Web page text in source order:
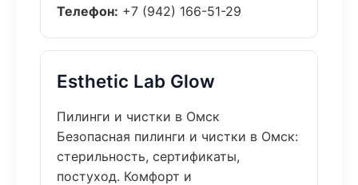
Телефон: +7 (942) 166-51-29
Esthetic Lab Glow
Пилинги и чистки в Омск
Безопасная пилинги и чистки в Омск:
стерильность, сертификаты,
постуход. Комфорт и